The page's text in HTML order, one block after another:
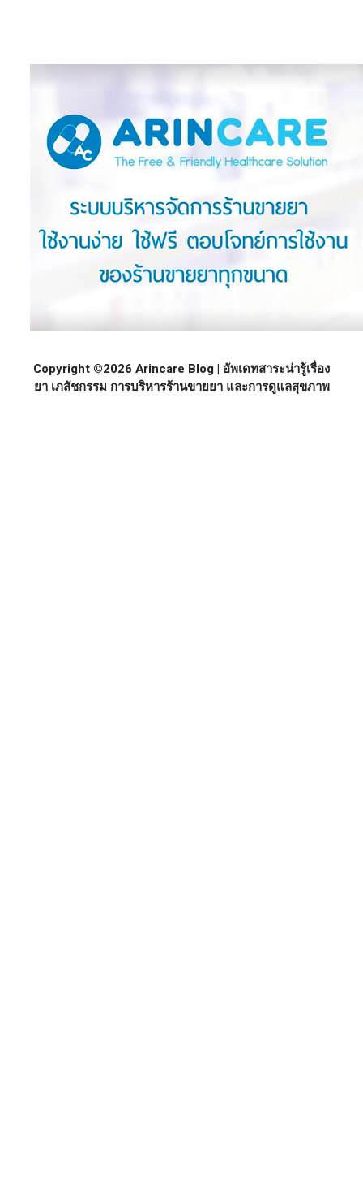
Copyright ©2026 Arincare Blog | อัพเดทสาระน่ารู้เรื่อง
ยา เภสัชกรรม การบริหารร้านขายยา และการดูแลสุขภาพ